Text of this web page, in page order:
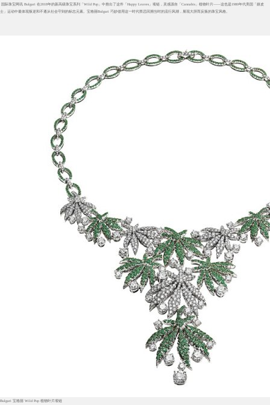
国际珠宝网讯 Bulgari 在2018年的新高级珠宝系列「Wild Pop」中推出了这件「Happy Leaves」项链，灵感源自「Cannabis」植物叶片——这也是1980年代美国「嬉皮
士」运动中最体现叛逆和不遵从社会守则的标志元素。宝格丽Bulgari 巧妙借用这一时代禁忌回溯当时的流行风潮，展现大胆而反叛的珠宝风格。
Bulgari 宝格丽 Wild Pop 植物叶片项链